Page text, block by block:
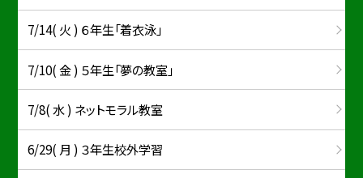
7/14( 火 ) ６年生「着衣泳」
7/10( 金 ) ５年生「夢の教室」
7/8( 水 ) ネットモラル教室
6/29( 月 ) ３年生校外学習